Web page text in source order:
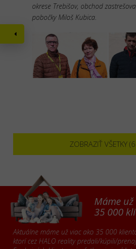
okrese Trebišov, obchod
pobočky Miloš Kubica.
ZOBRAZIŤ VŠETKY
Máme
35 000
Aktuálne máme už viac ako 35 000
ktorí cez HALO reality predali/kúpili/